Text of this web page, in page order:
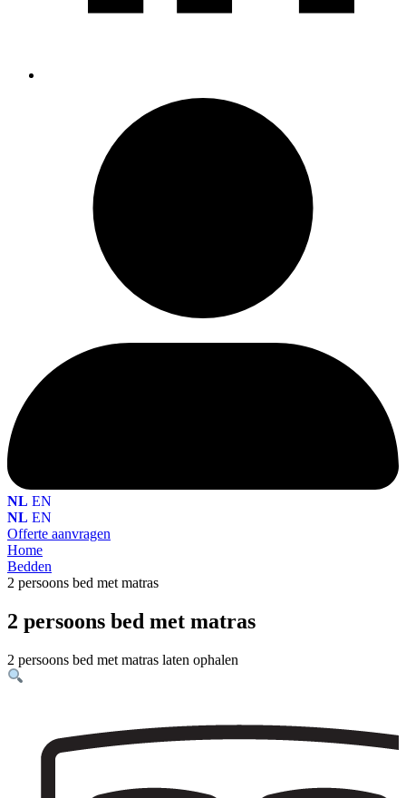
NL EN
NL EN
Offerte aanvragen
Home
Bedden
2 persoons bed met matras
2 persoons bed met matras
2 persoons bed met matras laten ophalen